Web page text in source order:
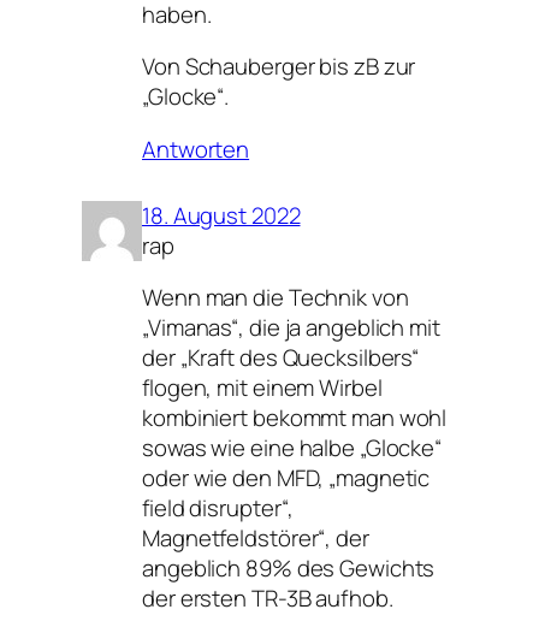
haben.
Von Schauberger bis zB zur
„Glocke“.
Antworten
18. August 2022
rap
Wenn man die Technik von
„Vimanas“, die ja angeblich mit
der „Kraft des Quecksilbers“
flogen, mit einem Wirbel
kombiniert bekommt man wohl
sowas wie eine halbe „Glocke“
oder wie den MFD, „magnetic
field disrupter“,
Magnetfeldstörer“, der
angeblich 89% des Gewichts
der ersten TR-3B aufhob.